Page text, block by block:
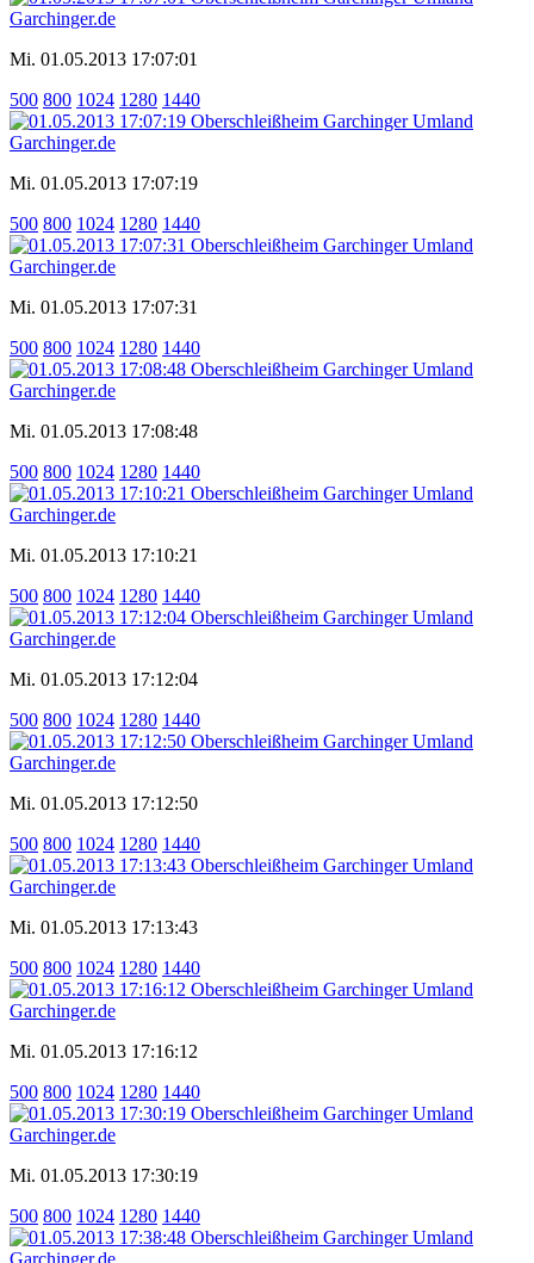
Mi. 01.05.2013 17:07:01
500 800 1024 1280 1440
Mi. 01.05.2013 17:07:19
500 800 1024 1280 1440
Mi. 01.05.2013 17:07:31
500 800 1024 1280 1440
Mi. 01.05.2013 17:08:48
500 800 1024 1280 1440
Mi. 01.05.2013 17:10:21
500 800 1024 1280 1440
Mi. 01.05.2013 17:12:04
500 800 1024 1280 1440
Mi. 01.05.2013 17:12:50
500 800 1024 1280 1440
Mi. 01.05.2013 17:13:43
500 800 1024 1280 1440
Mi. 01.05.2013 17:16:12
500 800 1024 1280 1440
Mi. 01.05.2013 17:30:19
500 800 1024 1280 1440